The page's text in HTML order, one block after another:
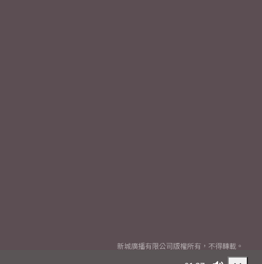
新城廣播有限公司版權所有，不得轉載。
2026© Metro Broadcast Corporation Limited. All rights reserved.